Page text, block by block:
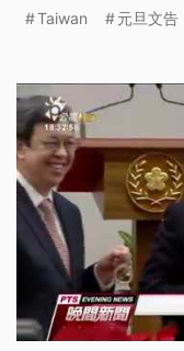
Taiwan 元旦文告